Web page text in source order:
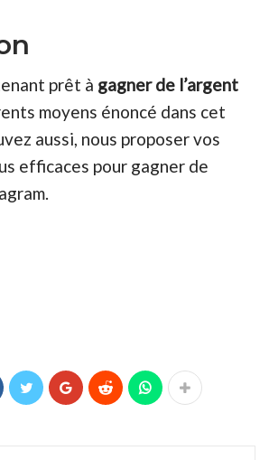
prêt à gagner de l’argent
moyens énoncé dans cet
aussi, nous proposer vos
efficaces pour gagner de